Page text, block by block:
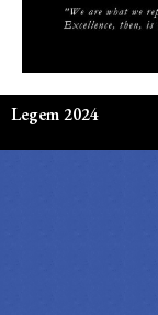
Legem 2024